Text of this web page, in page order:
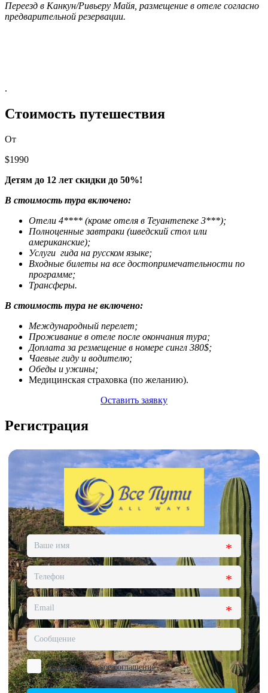
Переезд в Канкун/Ривьеру Майя, размещение в отеле согласно
предварительной резервации.
.
Стоимость путешествия
От
$1990
Детям до 12 лет скидки до 50%!
В стоимость тура включено:
Oтели 4**** (кроме отеля в Теуантепеке 3***);
Полноценные завтраки (шведский стол или
американские);
Услуги гида на русском языке;
Входные билеты на все достопримечательности по
программе;
Трансферы.
В стоимость тура не включено:
Международный перелет;
Проживание в отеле после окончания тура;
Доплата за резмещение в номере сингл 380$;
Чаевые гиду и водителю;
Обеды и ужины;
Медицинская страховка (по желанию).
Оставить заявку
Регистрация